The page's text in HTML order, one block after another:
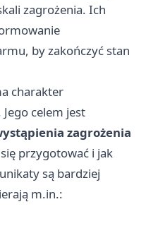
zagrożenia. Ich
by zakończyć stan
charakter
celem jest
zagrożenia
przygotować i jak
są bardziej
m.in.: